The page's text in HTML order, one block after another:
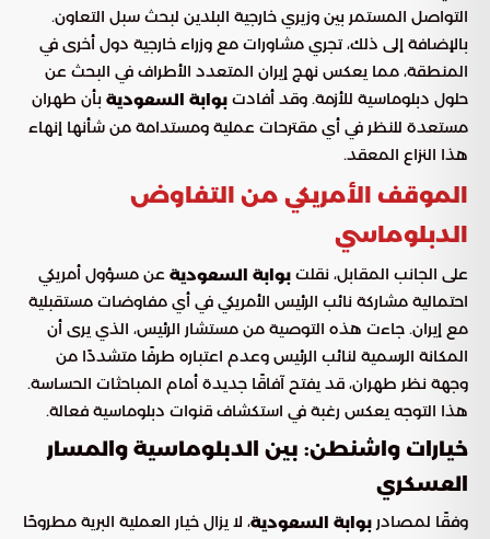
التواصل المستمر بين وزيري خارجية البلدين لبحث سبل التعاون.
بالإضافة إلى ذلك، تجري مشاورات مع وزراء خارجية دول أخرى في
المنطقة، مما يعكس نهج إيران المتعدد الأطراف في البحث عن
حلول دبلوماسية للأزمة. وقد أفادت بوابة السعودية بأن طهران
مستعدة للنظر في أي مقترحات عملية ومستدامة من شأنها إنهاء
هذا النزاع المعقد.
الموقف الأمريكي من التفاوض
الدبلوماسي
على الجانب المقابل، نقلت بوابة السعودية عن مسؤول أمريكي
احتمالية مشاركة نائب الرئيس الأمريكي في أي مفاوضات مستقبلية
مع إيران. جاءت هذه التوصية من مستشار الرئيس، الذي يرى أن
المكانة الرسمية لنائب الرئيس وعدم اعتباره طرفًا متشددًا من
وجهة نظر طهران، قد يفتح آفاقًا جديدة أمام المباحثات الحساسة.
هذا التوجه يعكس رغبة في استكشاف قنوات دبلوماسية فعالة.
خيارات واشنطن: بين الدبلوماسية والمسار
العسكري
وفقًا لمصادر بوابة السعودية، لا يزال خيار العملية البرية مطروحًا